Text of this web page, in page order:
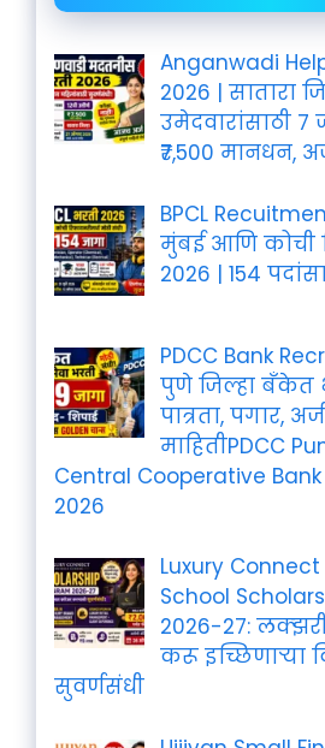
Anganwadi
2026 | सातारा
उमेदवारांसाठी 7
₹7,500 मानधन,
BPCL
मुंबई आणि कोची
2026 | 154
PDCC Bank
पुणे जिल्हा बँकेत
पात्रता, पगार,
माहितीPDCC
Central Cooperative
2026
Luxury Connect
School
2026-27:
करू इच्छिणाऱ्या
सुवर्णसंधी